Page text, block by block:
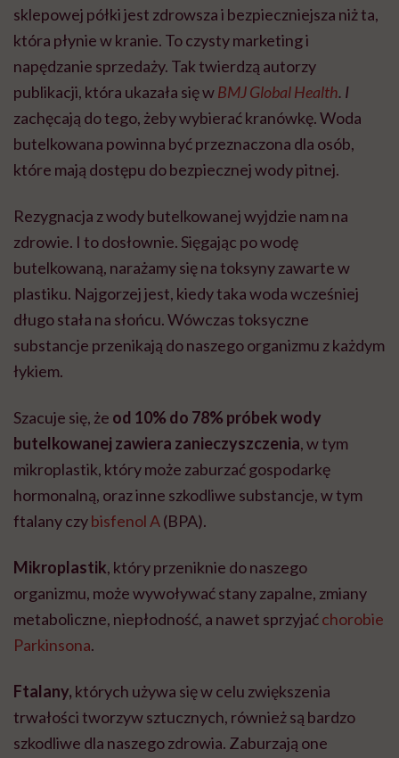
sklepowej półki jest zdrowsza i bezpieczniejsza niż ta,
która płynie w kranie. To czysty marketing i
napędzanie sprzedaży. Tak twierdzą autorzy
publikacji, która ukazała się wBMJ Global Health. I
zachęcają do tego, żeby wybierać kranówkę. Woda
butelkowana powinna być przeznaczona dla osób,
które mają dostępu do bezpiecznej wody pitnej.
Rezygnacja z wody butelkowanej wyjdzie nam na
zdrowie. I to dosłownie. Sięgając po wodę
butelkowaną, narażamy się na toksyny zawarte w
plastiku. Najgorzej jest, kiedy taka woda wcześniej
długo stała na słońcu. Wówczas toksyczne
substancje przenikają do naszego organizmu z każdym
łykiem.
Szacuje się, że od 10% do 78% próbek wody
butelkowanej zawiera zanieczyszczenia, w tym
mikroplastik, który może zaburzać gospodarkę
hormonalną, oraz inne szkodliwe substancje, w tym
ftalany czybisfenol A(BPA).
Mikroplastik, który przeniknie do naszego
organizmu, może wywoływać stany zapalne, zmiany
metaboliczne, niepłodność, a nawet sprzyjaćchorobie
Parkinsona.
Ftalany, których używa się w celu zwiększenia
trwałości tworzyw sztucznych, również są bardzo
szkodliwe dla naszego zdrowia. Zaburzają one